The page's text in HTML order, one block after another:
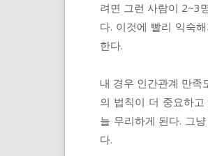
려면 그런 사람이 2~3
다. 이것에 빨리 익숙
한다.
내 경우 인간관계 만족
의 법칙이 더 중요하
늘 무리하게 된다. 그
다.